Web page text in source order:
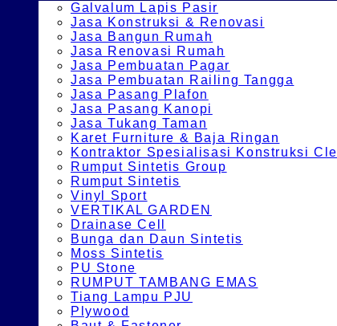
Galvalum Lapis Pasir
Jasa Konstruksi & Renovasi
Jasa Bangun Rumah
Jasa Renovasi Rumah
Jasa Pembuatan Pagar
Jasa Pembuatan Railing Tangga
Jasa Pasang Plafon
Jasa Pasang Kanopi
Jasa Tukang Taman
Karet Furniture & Baja Ringan
Kontraktor Spesialisasi Konstruksi
Rumput Sintetis Group
Rumput Sintetis
Vinyl Sport
VERTIKAL GARDEN
Drainase Cell
Bunga dan Daun Sintetis
Moss Sintetis
PU Stone
RUMPUT TAMBANG EMAS
Tiang Lampu PJU
Plywood